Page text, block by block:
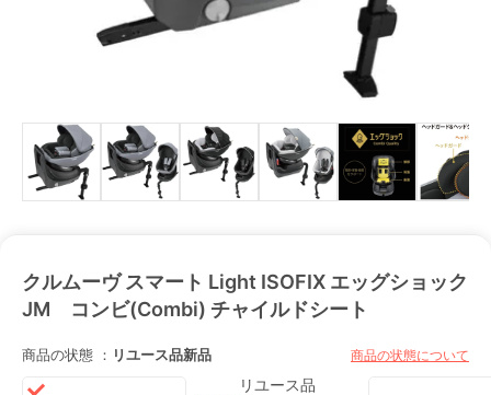
クルムーヴ スマート Light ISOFIX エッグショック
JM コンビ(Combi) チャイルドシート
商品の状態 ： リユース品新品 商品の状態について
リユース品